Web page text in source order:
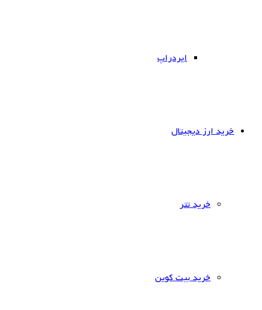
ایردراپ
خرید ارز دیجیتال
خرید تتر
خرید بیت کوین